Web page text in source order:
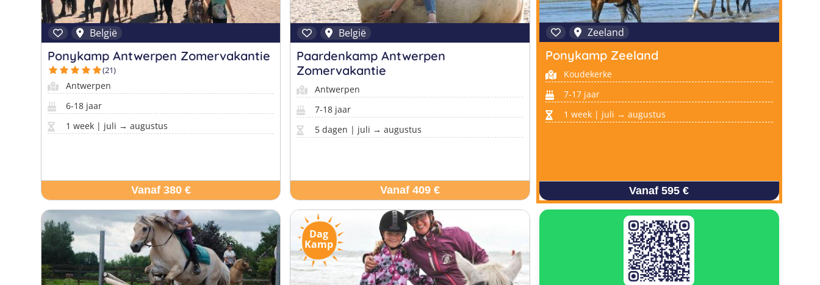
België
Ponykamp Antwerpen Zomervakantie
(21)
Antwerpen
6-18 jaar
1 week | juli → augustus
Vanaf 380 €
België
Paardenkamp Antwerpen
Zomervakantie
Antwerpen
7-18 jaar
5 dagen | juli → augustus
Vanaf 409 €
Zeeland
Ponykamp Zeeland
Koudekerke
7-17 jaar
1 week | juli → augustus
Vanaf 595 €
Dag
Kamp